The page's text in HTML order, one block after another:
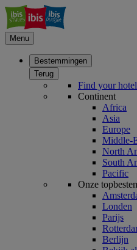
Menu
Bestemmingen
Terug
Find your hotel
Continent
Africa
Asia
Europe
Middle-
North
South
Pacific
Onze
Londen
Parijs
Berlijn